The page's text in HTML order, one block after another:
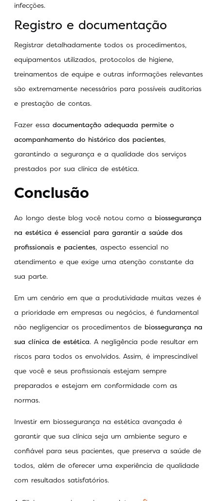
infecções.
Registro e documentação
Registrar detalhadamente todos os procedimentos,
equipamentos utilizados, protocolos de higiene,
treinamentos de equipe e outras informações relevantes
são extremamente necessários para possíveis auditorias
e prestação de contas.
Fazer essa documentação adequada permite o
acompanhamento do histórico dos pacientes,
garantindo a segurança e a qualidade dos serviços
prestados por sua clínica de estética.
Conclusão
Ao longo deste blog você notou como a biossegurança
na estética é essencial para garantir a saúde dos
profissionais e pacientes, aspecto essencial no
atendimento e que exige uma atenção constante da
sua parte.
Em um cenário em que a produtividade muitas vezes é
a prioridade em empresas ou negócios, é fundamental
não negligenciar os procedimentos de biossegurança na
sua clínica de estética. A negligência pode resultar em
riscos para todos os envolvidos. Assim, é imprescindível
que você e seus profissionais estejam sempre
preparados e estejam em conformidade com as
normas.
Investir em biossegurança na estética avançada é
garantir que sua clínica seja um ambiente seguro e
confiável para seus pacientes, que preserva a saúde de
todos, além de oferecer uma experiência de qualidade
com resultados satisfatórios.